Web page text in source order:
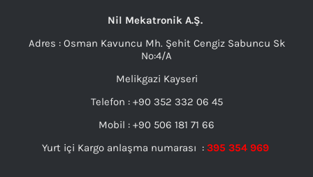
Nil Mekatronik A.Ş.
Adres : Osman Kavuncu Mh. Şehit Cengiz Sabuncu Sk
No:4/A
Melikgazi Kayseri
Telefon : +90 352 332 06 45
Mobil : +90 506 181 71 66
Yurt içi Kargo anlaşma numarası : 395 354 969